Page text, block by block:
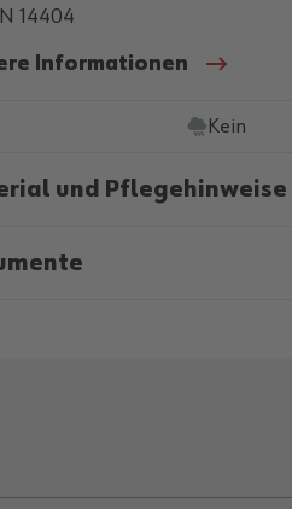
14404
Informationen
Kein
und Pflegehinweise